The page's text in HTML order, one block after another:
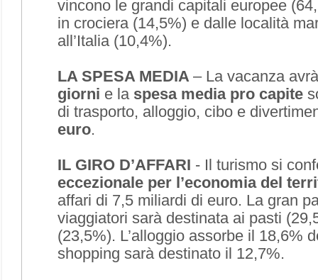
vincono le grandi capitali europee
in crociera (14,5%) e dalle località
all’Italia (10,4%).
LA SPESA MEDIA – La vacanza
giorni e laspesa media pro capite
di trasporto, alloggio, cibo e
euro.
IL GIRO D’AFFARI - Il turismo si
eccezionale per l’economia del
affari di 7,5 miliardi di euro. La gran
viaggiatori sarà destinata ai pasti
(23,5%). L’alloggio assorbe il 18,6%
shopping sarà destinato il 12,7%.